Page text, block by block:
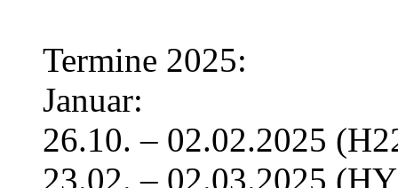
Termine 2025:
Januar:
26.10. – 02.02.2025
23.02. – 02.03.2025